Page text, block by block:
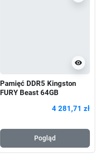
visibility
Pamięć DDR5 Kingston
FURY Beast 64GB
4 281,71 zł
Pogląd